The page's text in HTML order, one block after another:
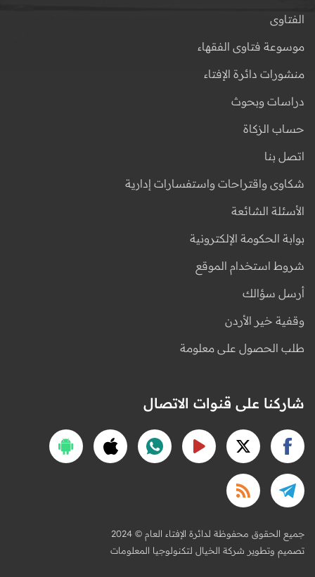
الفتاوى
موسوعة فتاوى الفقهاء
منشورات دائرة الإفتاء
دراسات وبحوث
حساب الزكاة
اتصل بنا
شكاوى واقتراحات واستفسارات إدارية
الأسئلة الشائعة
بوابة الحكومة الإلكترونية
شروط استخدام الموقع
أرسل سؤالك
وقفية خير الأردن
طلب الحصول على معلومة
شاركنا على قنوات الاتصال
2024 © جميع الحقوق محفوظة لدائرة الإفتاء العام
تصميم وتطوير شركة الخيال لتكنولوجيا المعلومات